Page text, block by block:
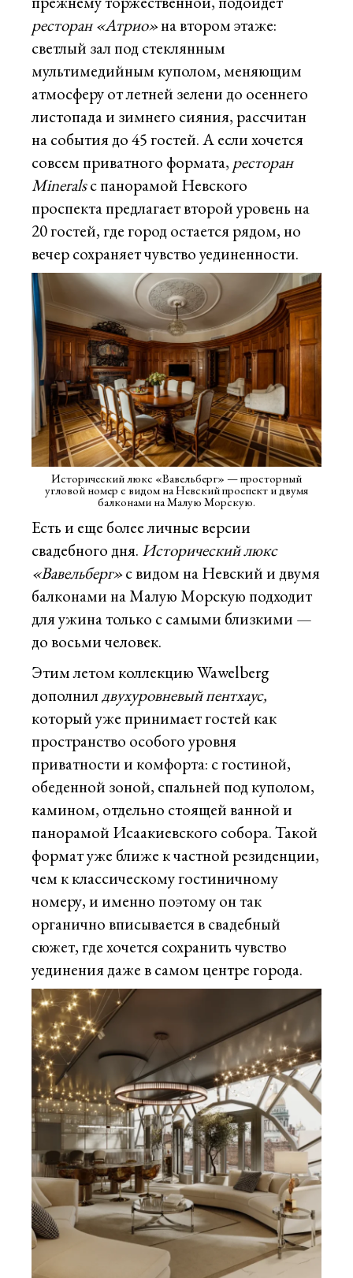
ресторан «Атрио»на втором этаже:
светлый зал под стеклянным
мультимедийным куполом, меняющим
атмосферу от летней зелени до осеннего
листопада и зимнего сияния, рассчитан
на события до 45 гостей. А если хочется
совсем приватного формата, ресторан
Mineralsс панорамой Невского
проспекта предлагает второй уровень на
20 гостей, где город остается рядом, но
вечер сохраняет чувство уединенности.
Исторический люкс «Вавельберг» — просторный
угловой номер с видом на Невский проспект и двумя
балконами на Малую Морскую.
Есть и еще более личные версии
свадебного дня. Исторический люкс
«Вавельберг»с видом на Невский и двумя
балконами на Малую Морскую подходит
для ужина только с самыми близкими —
до восьми человек.
Этим летом коллекцию Wawelberg
дополнилдвухуровневый пентхаус,
который уже принимает гостей как
пространство особого уровня
приватности и комфорта: с гостиной,
обеденной зоной, спальней под куполом,
камином, отдельно стоящей ванной и
панорамой Исаакиевского собора. Такой
формат уже ближе к частной резиденции,
чем к классическому гостиничному
номеру, и именно поэтому он так
органично вписывается в свадебный
сюжет, где хочется сохранить чувство
уединения даже в самом центре города.